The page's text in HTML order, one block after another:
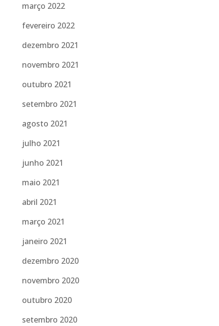
março 2022
fevereiro 2022
dezembro 2021
novembro 2021
outubro 2021
setembro 2021
agosto 2021
julho 2021
junho 2021
maio 2021
abril 2021
março 2021
janeiro 2021
dezembro 2020
novembro 2020
outubro 2020
setembro 2020